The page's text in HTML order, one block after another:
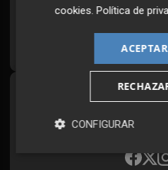
Todos los días a
Síguenos
Plaza Podcast,
cookies.Política de
CONFIGURAR